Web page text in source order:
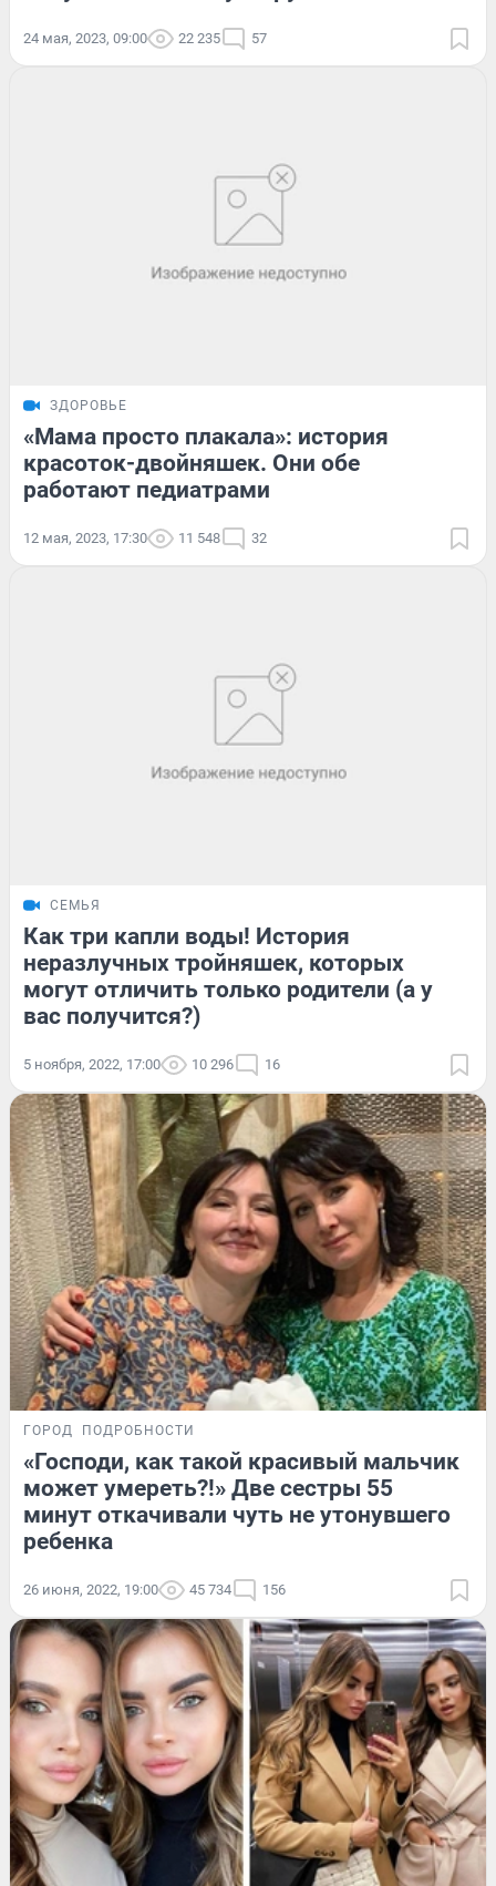
24 мая, 2023, 09:00 22 235 57
ЗДОРОВЬЕ
«Мама просто плакала»: история
красоток-двойняшек. Они обе
работают педиатрами
12 мая, 2023, 17:30 11 548 32
СЕМЬЯ
Как три капли воды! История
неразлучных тройняшек, которых
могут отличить только родители (а у
вас получится?)
5 ноября, 2022, 17:00 10 296 16
ГОРОД ПОДРОБНОСТИ
«Господи, как такой красивый мальчик
может умереть?!» Две сестры 55
минут откачивали чуть не утонувшего
ребенка
26 июня, 2022, 19:00 45 734 156